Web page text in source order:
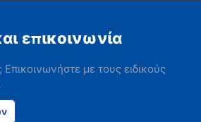
επικοινωνία
με τους ειδικούς